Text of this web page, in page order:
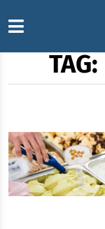
TAG: